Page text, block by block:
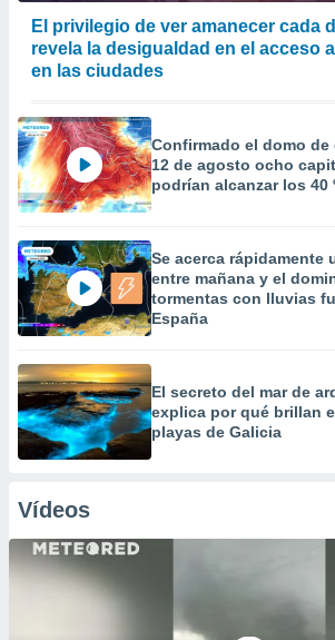
El privilegio de ver amanecer cada
revela la desigualdad en el acceso
en las ciudades
Confirmado el domo
12 de agosto ocho
podrían alcanzar los 40
Se acerca rápidamente
entre mañana y el
tormentas con lluvias
España
El secreto del mar de
explica por qué brillan
playas de Galicia
Vídeos